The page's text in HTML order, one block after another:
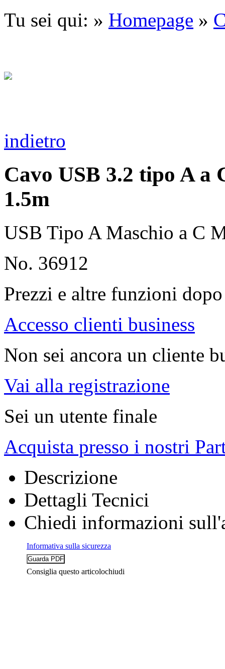
Tu sei qui: » Homepage »
indietro
Cavo USB 3.2 tipo A a
1.5m
USB Tipo A Maschio a C
No. 36912
Prezzi e altre funzioni
Accesso clienti business
Non sei ancora un cliente
Vai alla registrazione
Sei un utente finale
Acquista presso i nostri
Descrizione
Dettagli Tecnici
Chiedi informazioni
Informativa sulla sicurezza
Consiglia questo articolochiudi